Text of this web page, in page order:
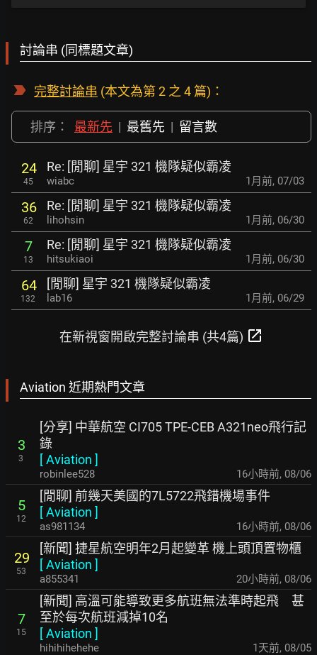
討論串 (同標題文章)
完整討論串 (本文為第 2 之 4 篇)：
排序： 最新先 | 最舊先 | 留言數
24
45
Re: [閒聊] 星宇 321 機隊疑似霸凌
wiabc 1月前, 07/03
36
62
Re: [閒聊] 星宇 321 機隊疑似霸凌
lihohsin 1月前, 06/30
7
13
Re: [閒聊] 星宇 321 機隊疑似霸凌
hitsukiaoi 1月前, 06/30
64
132
[閒聊] 星宇 321 機隊疑似霸凌
lab16 1月前, 06/29
在新視窗開啟完整討論串 (共4篇) open_in_new
Aviation 近期熱門文章
3
3
[分享] 中華航空 CI705 TPE-CEB A321neo飛行記
錄
[Aviation ]
robinlee528 16小時前, 08/06
5
12
[閒聊] 前幾天美國的7L5722飛錯機場事件
[Aviation ]
as981134 16小時前, 08/06
29
53
[新聞] 捷星航空明年2月起變革 機上頭頂置物櫃
[Aviation ]
a855341 20小時前, 08/06
7
15
[新聞] 高溫可能導致更多航班無法準時起飛 甚
至於每次航班減掉10名
[Aviation ]
hihihihehehe 1天前, 08/05